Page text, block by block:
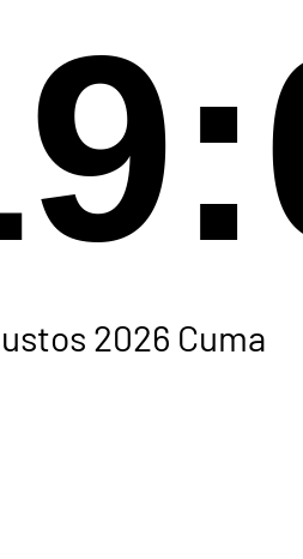
2026 Cuma